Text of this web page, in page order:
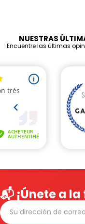
NUESTRAS
Encuentre las últimas
📬 ¡Únete a